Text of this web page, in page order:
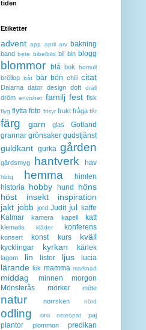
tiden
Etiketter
advent app april arv bakning
band bete bibelbild bil bin blogg
blommor blå bok bomull
bröllop båt bär bön chili citat
Dalarna dator design doft dräll
dröm envishet familj fest fisk
flyg flytta foto frisyr frukt fråga får
färg garn glas
Gotland
grannar grönsaker gudstjänst
guldkant gurka gården
gärdsmyg hantverk hav
hbtq hemma
himlen
historia hobby hund
höns
höst
insekt
inspiration
jakt jobb jord Judit jul kaffe
Kalmar
kamera kapell katt
klematis kläder konferens
konsert konst kurs kväll
kycklingar kyrkan kärlek
lagom lin listor ljus lucia
lärande lök mamma marknad
middag minnen
morgon
Mönsterås
mörker möte
natur norrsken nörd
odling oro osteopat paj
plantor plommon
predikan